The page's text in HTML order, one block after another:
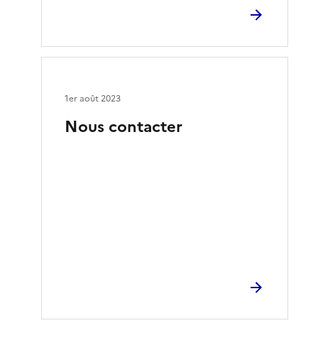
Nous contacter
1er août 2023